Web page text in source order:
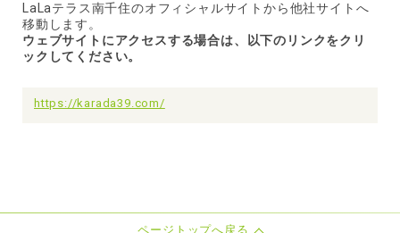
LaLaテラス南千住のオフィシャルサイトから他社サイトへ
移動します。
ウェブサイトにアクセスする場合は、以下のリンクをクリ
ックしてください。
https://karada39.com/
ページトップへ戻る